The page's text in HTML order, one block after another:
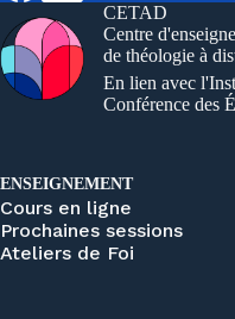
CETAD
Centre
de théologie à
En lien avec
Conférence des
ENSEIGNEMENT
Cours en ligne
Prochaines sessions
Ateliers de Foi